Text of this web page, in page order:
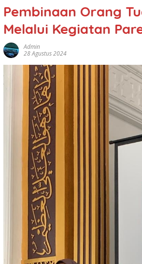
Pembinaan Orang
Melalui Kegiatan
Admin
28 Agustus 2024